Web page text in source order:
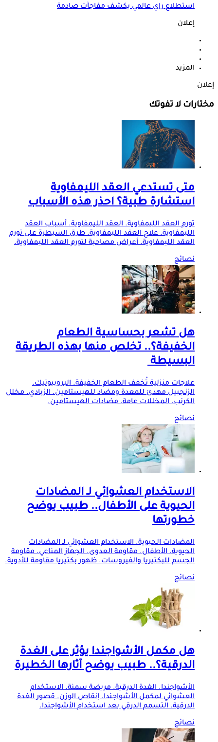
استطلاع راي عالمي يكشف مفاجآت صادمة
إعلان
المزيد
إعلان
مختارات لا تفوتك
متى تستدعي العقد الليمفاوية
استشارة طبية؟ احذر هذه الأسباب
تورم العقد الليمفاوية. العقد الليمفاوية. أسباب العقد
الليمفاوية. علاج العقد الليمفاوية. طرق السيطرة على تورم
العقد الليمفاوية. أعراض مصاحبة لتورم العقد الليمفاوية.
نصائح
هل تشعر بحساسية الطعام
الخفيفة؟.. تخلص منها بهذه الطريقة
البسيطة
علاجات منزلية تُخفف الطعام الخفيفة. البروبيوتيك.
الزنجبيل مهدئ للمعدة ومضاد للهيستامين. الزبادي. مخلل
الكرنب. المخللات عامة. مضادات الهيستامين.
نصائح
الاستخدام العشوائي لـ المضادات
الحيوية على الأطفال.. طبيب يوضح
خطورتها
المضادات الحيوية. الاستخدام العشوائي لـ المضادات
الحيوية. الأطفال. مقاومة العدوى. الجهاز المناعي. مقاومة
الجسم للبكتيريا والفيروسات. ظهور بكتيريا مقاومة للأدوية.
نصائح
هل مكمل الأشواجندا يؤثر على الغدة
الدرقية؟.. طبيب يوضح آثارها الخطيرة
الأشواجندا. الغدة الدرقية. مريضة سمنة. الاستخدام
العشوائي لمكمل الأشواجندا. إنقاص الوزن. قصور الغدة
الدرقية. التسمم الدرقي بعد استخدام الأشواجندا.
نصائح